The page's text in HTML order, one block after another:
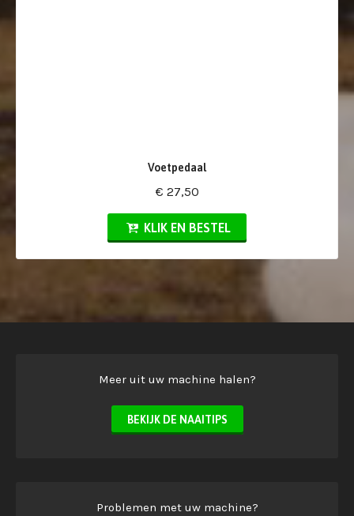
Voetpedaal
€ 27,50
KLIK EN BESTEL
Meer uit uw machine halen?
BEKIJK DE NAAITIPS
Problemen met uw machine?